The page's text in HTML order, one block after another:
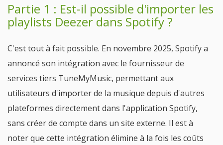
Partie 1 : Est-il possible d'importer les
playlists Deezer dans Spotify ?
C'est tout à fait possible. En novembre 2025, Spotify a
annoncé son intégration avec le fournisseur de
services tiers TuneMyMusic, permettant aux
utilisateurs d'importer de la musique depuis d'autres
plateformes directement dans l'application Spotify,
sans créer de compte dans un site externe. Il est à
noter que cette intégration élimine à la fois les coûts